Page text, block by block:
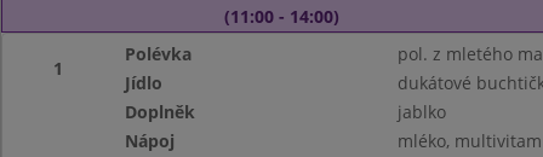
(11:00 - 14:00)
1
Polévka
pol. z mletého
Jídlo
dukátové
Doplněk
jablko
Nápoj
mléko,